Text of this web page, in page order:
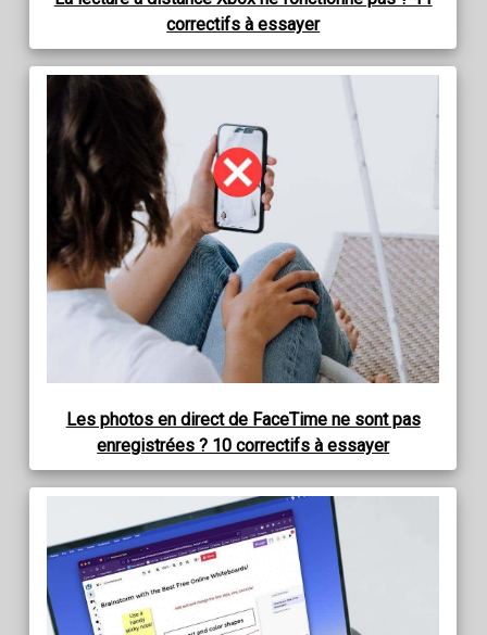
correctifs à essayer
Les photos en direct de FaceTime ne sont pas
enregistrées ? 10 correctifs à essayer